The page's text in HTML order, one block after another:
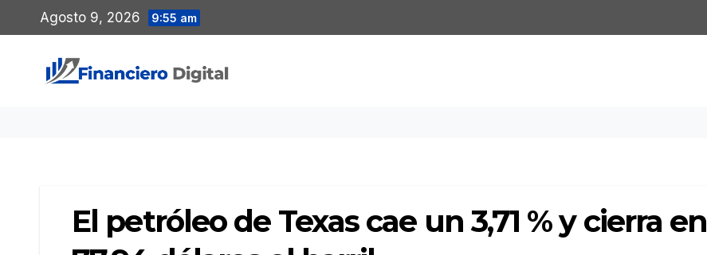
al
contenido
Agosto 9, 2026 9:55 am
El petróleo de Texas cae un 3,71 % y cierra en